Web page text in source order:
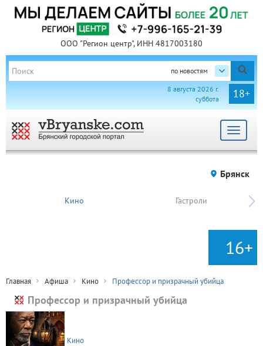
ООО "Регион центр", ИНН 4817003180
по новостям
18+
8 августа 2026 г.
суббота
Toggle
Брянск
Кино Гастроли
16+
Главная Афиша Кино Профессор и призрачный убийца
Профессор и призрачный убийца
Кино